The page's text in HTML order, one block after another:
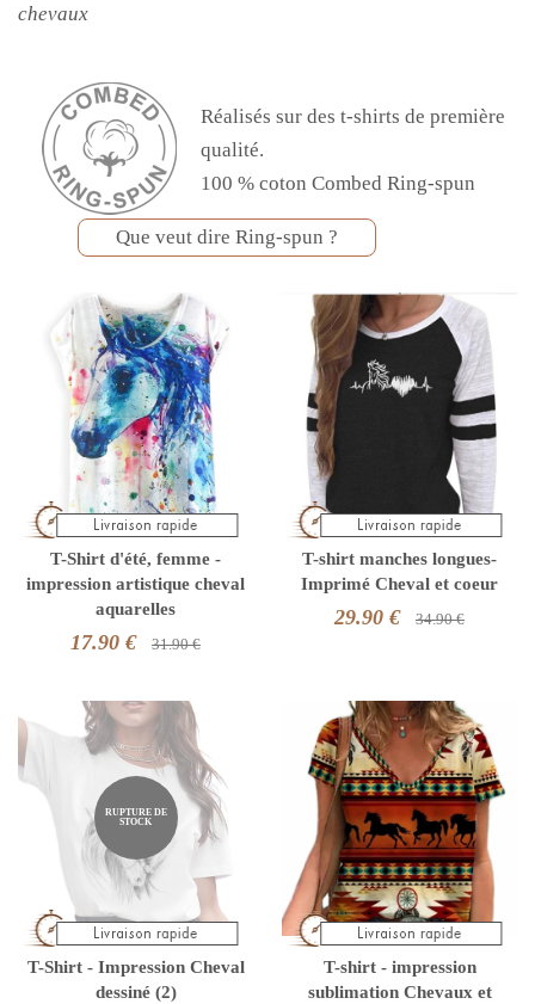
chevaux
Réalisés sur des t-shirts de première
qualité.
100 % coton Combed Ring-spun
Que veut dire Ring-spun ?
T-Shirt d'été, femme -
impression artistique cheval
aquarelles
17.90 € 31.90 €
T-shirt manches longues-
Imprimé Cheval et coeur
29.90 € 34.90 €
RUPTURE DE
STOCK
T-Shirt - Impression Cheval
dessiné (2)
T-shirt - impression
sublimation Chevaux et